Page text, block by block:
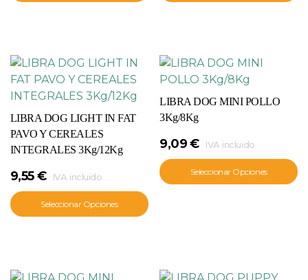
LIBRA DOG LIGHT IN FAT
PAVO Y CEREALES
INTEGRALES 3Kg/12Kg
9,55€ IVA incluido
Seleccionar Opciones
LIBRA DOG MINI POLLO
3Kg/8Kg
9,09€ IVA incluido
Seleccionar Opciones